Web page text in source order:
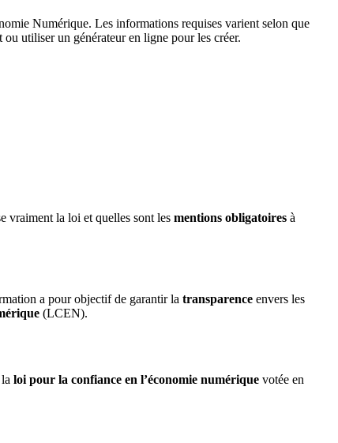
Numérique. Les informations requises varient selon que
utiliser un générateur en ligne pour les créer.
vraiment la loi et quelles sont les mentions obligatoires à
a pour objectif de garantir la transparence envers les
(LCEN).
loi pour la confiance en l’économie numérique votée en